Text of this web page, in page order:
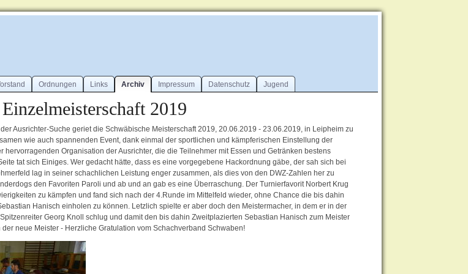
Ordnungen Links Archiv Impressum Datenschutz Jugend
2019
Ausrichter-Suche geriet die Schwäbische Meisterschaft 2019, 20.06.2019 - 23.06.2019, in Leipheim zu
wie auch spannenden Event, dank einmal der sportlichen und kämpferischen Einstellung der
hervorragenden Organisation der Ausrichter, die die Teilnehmer mit Essen und Getränken bestens
tat sich Einiges. Wer gedacht hätte, dass es eine vorgegebene Hackordnung gäbe, der sah sich bei
lag in seiner schachlichen Leistung enger zusammen, als dies von den DWZ-Zahlen her zu
den Favoriten Paroli und ab und an gab es eine Überraschung. Der Turnierfavorit Norbert Krug
zu kämpfen und fand sich nach der 4.Runde im Mittelfeld wieder, ohne Chance die bis dahin
Hanisch einholen zu können. Letzlich spielte er aber doch den Meistermacher, in dem er in der
Georg Knoll schlug und damit den bis dahin Zweitplazierten Sebastian Hanisch zum Meister
der neue Meister - Herzliche Gratulation vom Schachverband Schwaben!